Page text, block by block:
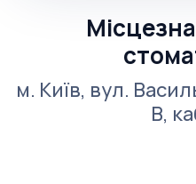
м. Київ, вул.
В,